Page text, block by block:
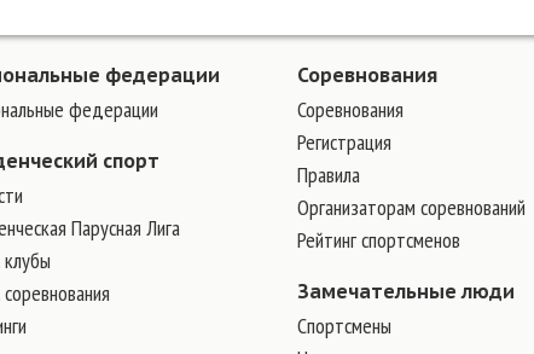
федерации
федерации
спорт
Парусная Лига
Соревнования
Соревнования
Регистрация
Правила
Организаторам соревнований
Рейтинг спортсменов
Замечательные люди
Cпортсмены